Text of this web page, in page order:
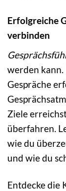
Erfolgreiche
verbinden
werden
Gespräche
Ziele
überfahren.
wie du
und wie du
Entdecke die